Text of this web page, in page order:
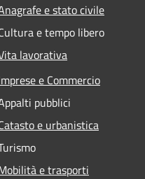
e stato civile
e tempo libero
lavorativa
e Commercio
pubblici
e urbanistica
e trasporti